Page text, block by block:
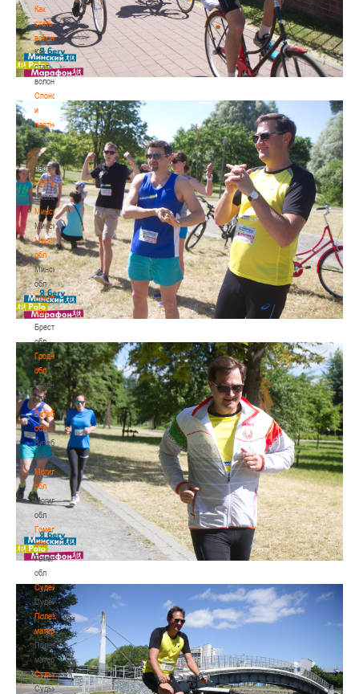
Как
стать
волонтером
Как
стать
волонтером
Спонсоры
и
партнеры
Спонсоры
и
партнеры
Школы
Школы
Минск
Минск
Минская
обл
Минская
обл
Брестская
обл
Брестская
обл
Гродненская
обл
Гродненская
обл
Витебская
обл
Витебская
обл
Могилевская
обл
Могилевская
обл
Гомельская
обл
Гомельская
обл
Судейство
Судейство
Полезные
материалы
Полезные
материалы
Судьи
Судьи